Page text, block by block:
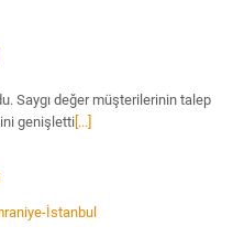
Saygı değer müşterilerinin talep
genişletti [...]
İstanbul